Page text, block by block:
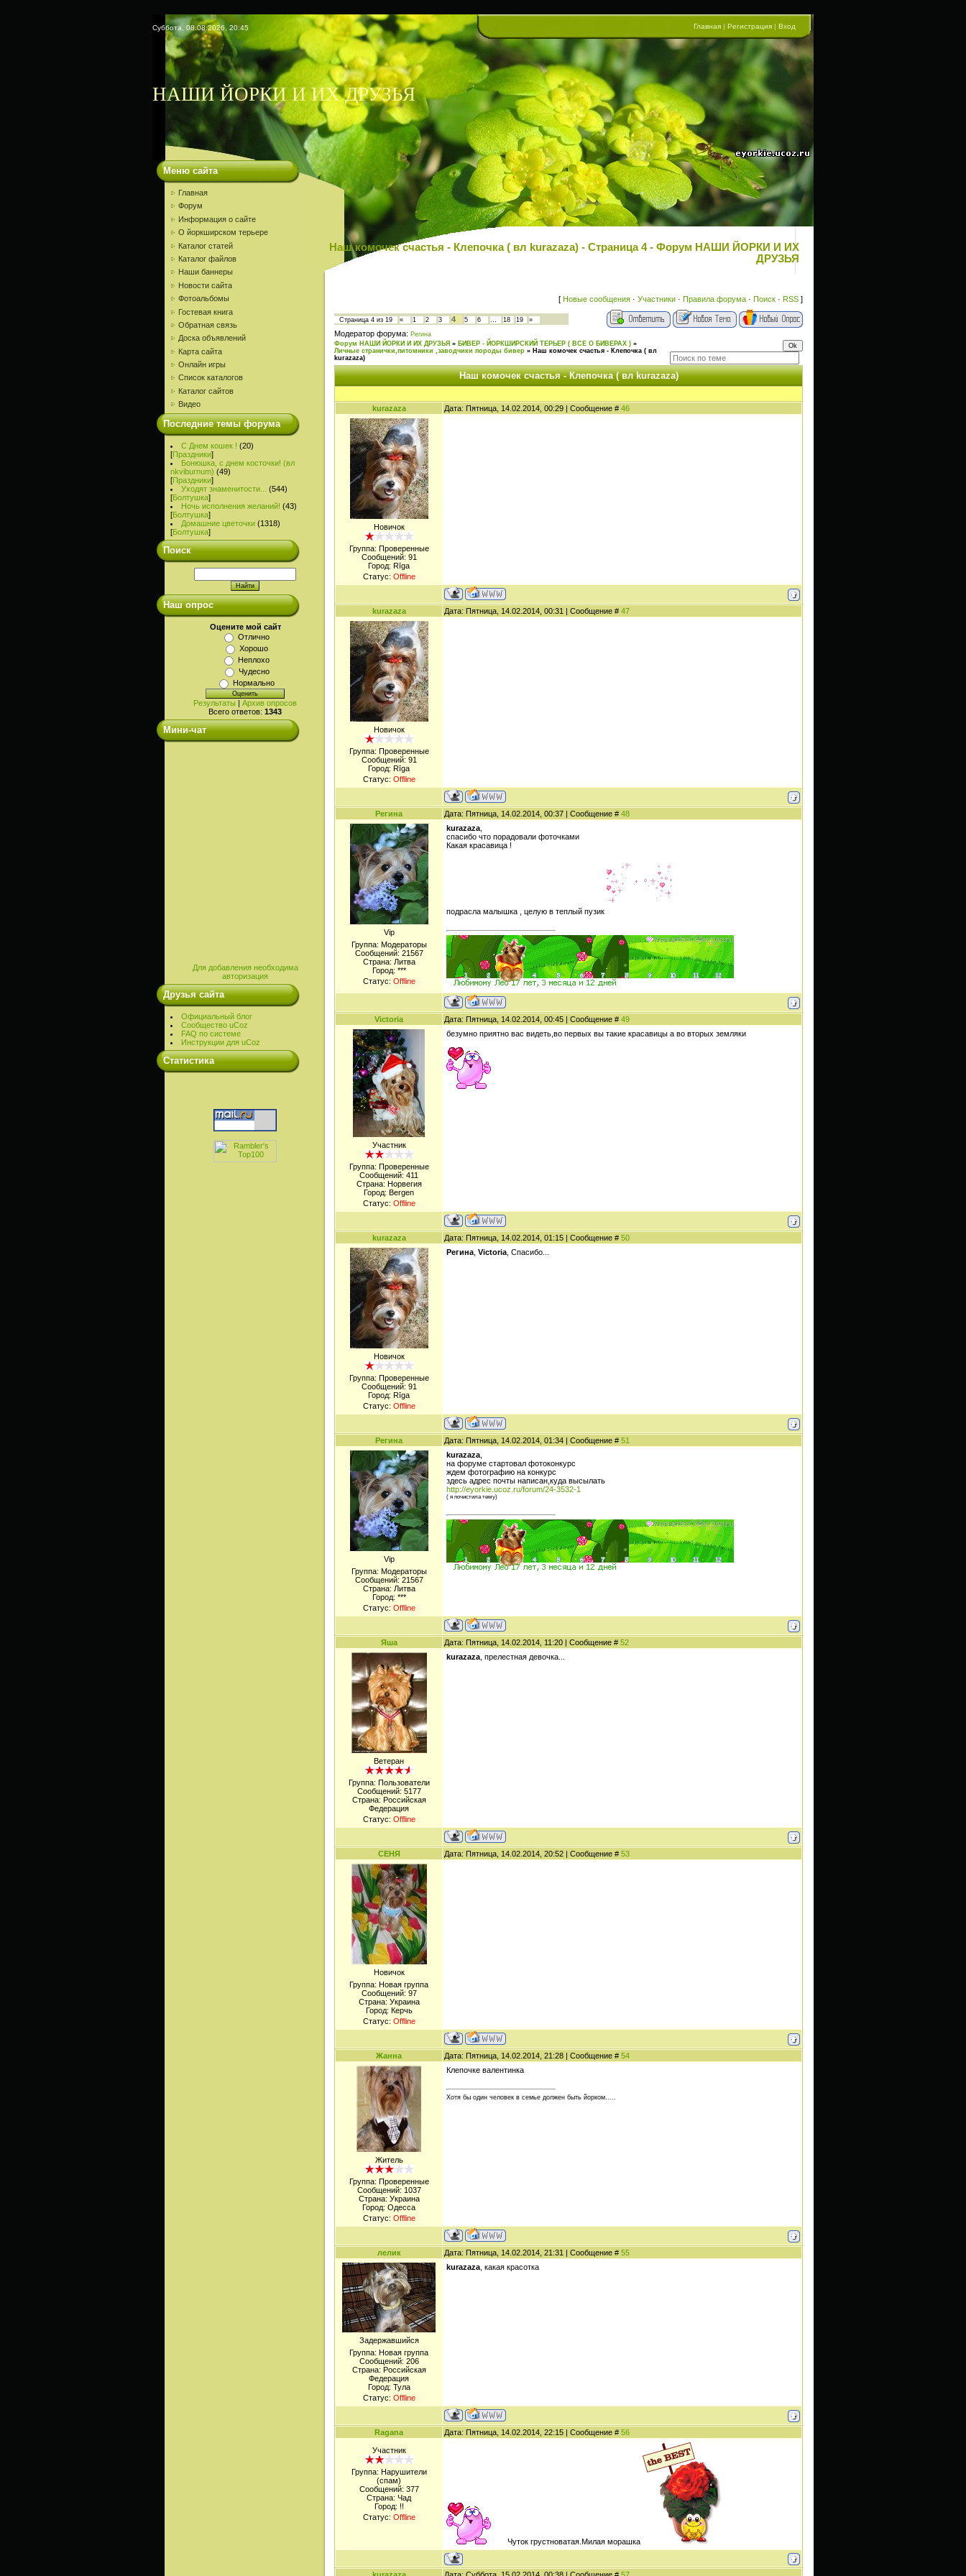
Суббота, 08.08.2026, 20:45 Главная | Регистрация | Вход
НАШИ ЙОРКИ И ИХ ДРУЗЬЯ
Меню сайта
Главная
Форум
Информация о сайте
О йоркширском терьере
Каталог статей
Каталог файлов
Наши баннеры
Новости сайта
Фотоальбомы
Гостевая книга
Обратная связь
Доска объявлений
Карта сайта
Онлайн игры
Список каталогов
Каталог сайтов
Видео
Последние темы форума
С Днем кошек ! (20)
[Праздники]
Бонюшка, с днем косточки! (вл
nkviburnum) (49)
[Праздники]
Уходят знаменитости...
(544)
[Болтушка]
Ночь исполнения желаний! (43)
[Болтушка]
Домашние цветочки (1318)
[Болтушка]
Поиск
Наш опрос
Оцените мой сайт
Отлично
Хорошо
Неплохо
Чудесно
Нормально
Результаты | Архив опросов
Всего ответов: 1343
Мини-чат
Для добавления необходима
авторизация
Друзья сайта
Официальный блог
Сообщество uCoz
FAQ по системе
Инструкции для uCoz
Cтатистика
Наш комочек счастья - Клепочка ( вл kurazaza) - Страница 4 - Форум НАШИ ЙОРКИ И ИХ
ДРУЗЬЯ
[ Новые сообщения · Участники · Правила форума · Поиск · RSS ]
Страница 4 из 19 « 1 2 3 4 5 6 … 18 19 »
Модератор форума: Регина
Форум НАШИ ЙОРКИ И ИХ ДРУЗЬЯ » БИВЕР - ЙОРКШИРСКИЙ ТЕРЬЕР ( ВСЕ О БИВЕРАХ ) »
Личные странички,питомники ,заводчики породы бивер » Наш комочек счастья - Клепочка ( вл
kurazaza)
Наш комочек счастья - Клепочка ( вл kurazaza)
kurazaza Дата: Пятница, 14.02.2014, 00:29 | Сообщение # 46
Новичок
Группа: Проверенные
Сообщений: 91
Город: Rīga
Статус: Offline
kurazaza Дата: Пятница, 14.02.2014, 00:31 | Сообщение # 47
Новичок
Группа: Проверенные
Сообщений: 91
Город: Rīga
Статус: Offline
Регина Дата: Пятница, 14.02.2014, 00:37 | Сообщение # 48
Viр
Группа: Модераторы
Сообщений: 21567
Страна: Литва
Город: ***
Статус: Offline
kurazaza
спасибо что порадовали фоточками
Какая красавица !
подрасла малышка , целую в теплый пузик
Victoria Дата: Пятница, 14.02.2014, 00:45 | Сообщение # 49
Участник
Группа: Проверенные
Сообщений: 411
Страна: Норвегия
Город: Bergen
Статус: Offline
безумно приятно вас видеть,во первых вы такие красавицы а во вторых земляки
kurazaza Дата: Пятница, 14.02.2014, 01:15 | Сообщение # 50
Новичок
Группа: Проверенные
Сообщений: 91
Город: Rīga
Статус: Offline
Регина Victoria , Спасибо...
Регина Дата: Пятница, 14.02.2014, 01:34 | Сообщение # 51
Viр
Группа: Модераторы
Сообщений: 21567
Страна: Литва
Город: ***
Статус: Offline
kurazaza
на форуме стартовал фотоконкурс
ждем фотографию на конкурс
здесь адрес почты написан,куда высылать
http://eyorkie.ucoz.ru/forum/24-3532-1
( я почистила тему)
Яша Дата: Пятница, 14.02.2014, 11:20 | Сообщение # 52
Ветеран
Группа: Пользователи
Сообщений: 5177
Страна: Российская
Федерация
Статус: Offline
kurazaza , прелестная девочка...
СЕНЯ Дата: Пятница, 14.02.2014, 20:52 | Сообщение # 53
Новичок
Группа: Новая группа
Сообщений: 97
Страна: Украина
Город: Керчь
Статус: Offline
Жанна Дата: Пятница, 14.02.2014, 21:28 | Сообщение # 54
Житель
Группа: Проверенные
Сообщений: 1037
Страна: Украина
Город: Одесса
Статус: Offline
Клепочке валентинка
Хотя бы один человек в семье должен быть йорком.....
лелик Дата: Пятница, 14.02.2014, 21:31 | Сообщение # 55
Задержавшийся
Группа: Новая группа
Сообщений: 206
Страна: Российская
Федерация
Город: Тула
Статус: Offline
kurazaza , какая красотка
Ragana Дата: Пятница, 14.02.2014, 22:15 | Сообщение # 56
Участник
Группа: Нарушители
(спам)
Сообщений: 377
Страна: Чад
Город: !!
Статус: Offline
Чуток грустноватая.Милая морашка